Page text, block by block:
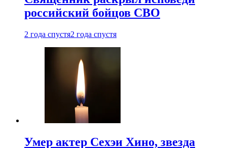
российский бойцов СВО
2 года спустя2 года спустя
Умер актер Сехэи Хино, звезда